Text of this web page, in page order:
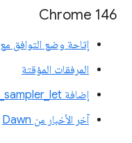
‫Chrome 146
إتاحة وضع التوافق مع WebGPU على OpenGL ES 3.1
المرفقات المؤقتة
إضافة WGSL texture_and_sampler_let
آخر الأخبار من Dawn